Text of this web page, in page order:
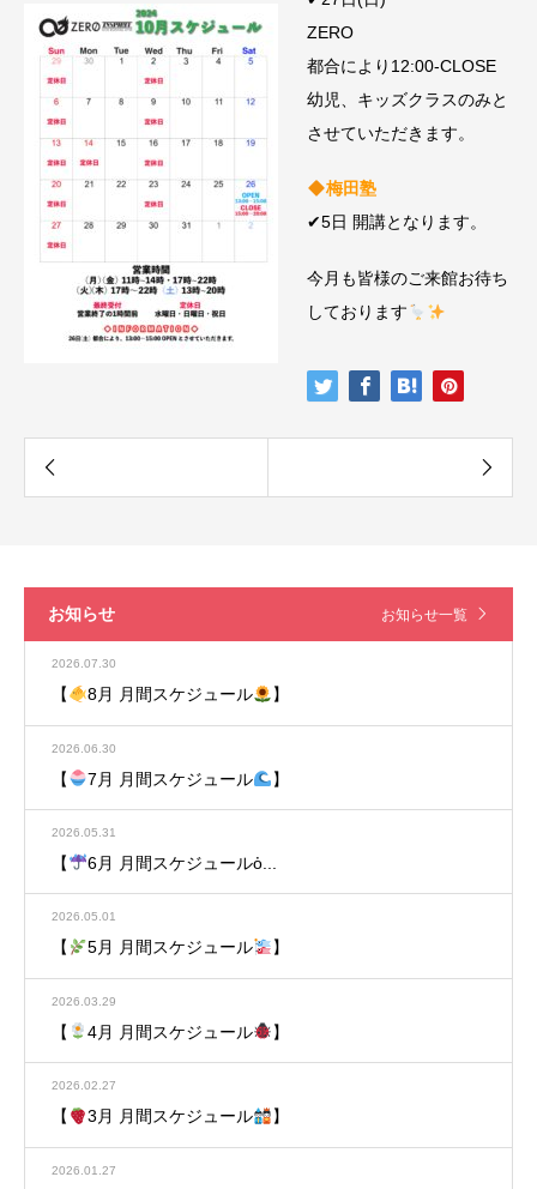
ZERO
都合により12:00-CLOSE
幼児、キッズクラスのみと
させていただきます。
梅田塾
✔︎5日 開講となります。
今月も皆様のご来館お待ち
しております
お知らせ お知らせ一覧
2026.07.30
【 8月 月間スケジュール 】
2026.06.30
【 7月 月間スケジュール 】
2026.05.31
【 6月 月間スケジュールὀ...
2026.05.01
【 5月 月間スケジュール 】
2026.03.29
【 4月 月間スケジュール 】
2026.02.27
【 3月 月間スケジュール 】
2026.01.27